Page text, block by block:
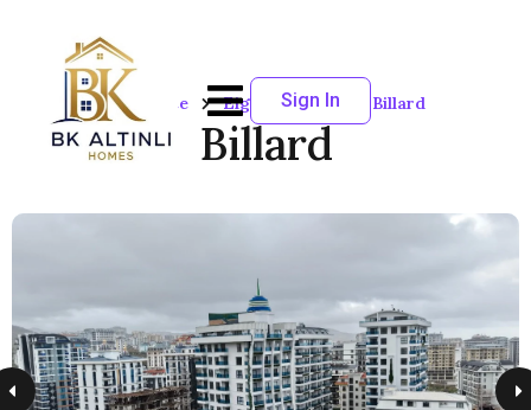
Sign In
Startseite Eigenschaften Billard
Billard
SORTIEREN NACH:Standard